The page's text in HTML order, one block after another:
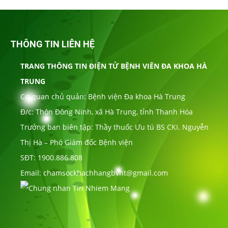
THÔNG TIN LIÊN HỆ
TRANG THÔNG TIN ĐIỆN TỬ BỆNH VIÊN ĐA KHOA HÀ
TRUNG
Cơ quan chủ quản: Bệnh viện Đa khoa Hà Trung
Đ/c: Thôn Đông Ninh, xã Hà Trung, tỉnh Thanh Hóa
Trưởng ban biên tập: Thầy thuốc Ưu tú BS CKI. Nguyễn
Thị Hà – Phó Giám đốc Bệnh viện
SĐT: 1900.886.808
Email: chamsockhachhangbvht@gmail.com